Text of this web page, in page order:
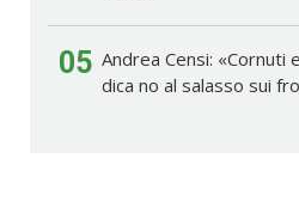
05 Andrea Censi: «Cornuti
dica no al salasso sui